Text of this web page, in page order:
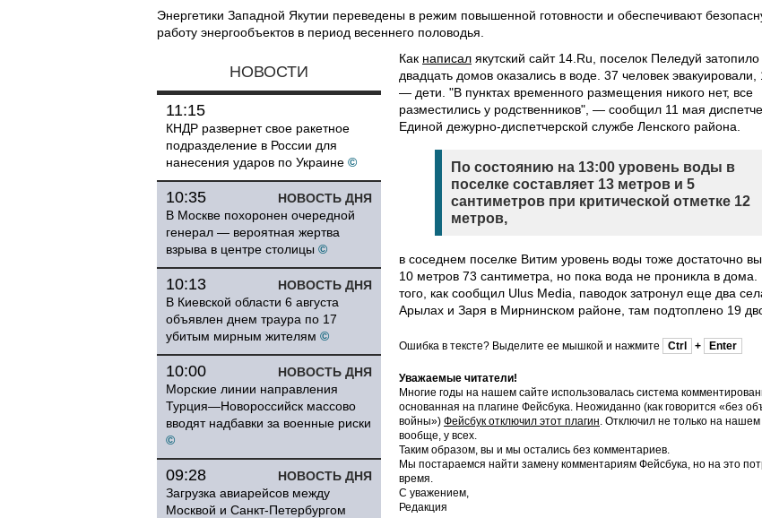
Энергетики Западной Якутии переведены в режим повышенной готовности и обеспечивают
работу энергообъектов в период весеннего половодья.
НОВОСТИ
11:15
КНДР развернет свое ракетное
подразделение в России для
нанесения ударов по Украине ©
НОВОСТЬ ДНЯ
10:35
В Москве похоронен очередной
генерал — вероятная жертва
взрыва в центре столицы ©
НОВОСТЬ ДНЯ
10:13
В Киевской области 6 августа
объявлен днем траура по 17
убитым мирным жителям ©
НОВОСТЬ ДНЯ
10:00
Морские линии направления
Турция—Новороссийск массово
вводят надбавки за военные риски
©
НОВОСТЬ ДНЯ
09:28
Загрузка авиарейсов между
Москвой и Санкт-Петербургом
Как написал якутский сайт 14.Ru, поселок Пеледуй
двадцать домов оказались в воде. 37 человек эвакуировали,
— дети. "В пунктах временного размещения никого нет, все
разместились у родственников", — сообщил 11 мая
Единой дежурно-диспетчерской службе Ленского района.
По состоянию на 13:00 уровень воды в
поселке составляет 13 метров и 5
сантиметров при критической отметке 12
метров,
в соседнем поселке Витим уровень воды тоже достаточно
10 метров 73 сантиметра, но пока вода не проникла в
того, как сообщил Ulus Media, паводок затронул еще два
Арылах и Заря в Мирнинском районе, там подтоплено 19
Ошибка в тексте? Выделите ее мышкой и нажмите Ctrl + Enter
Уважаемые читатели!
Многие годы на нашем сайте использовалась система
основанная на плагине Фейсбука. Неожиданно (как говорится «без
войны») Фейсбук отключил этот плагин. Отключил не только на нашем
вообще, у всех.
Таким образом, вы и мы остались без комментариев.
Мы постараемся найти замену комментариям Фейсбука, но на это
время.
С уважением,
Редакция